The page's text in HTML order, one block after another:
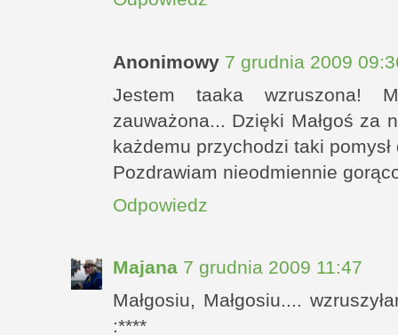
Anonimowy 7 grudnia 2009
Jestem taaka wzruszona!
zauważona... Dzięki Małgoś za
każdemu przychodzi taki pomysł
Pozdrawiam nieodmiennie
Odpowiedz
Majana 7 grudnia 2009 11:47
Małgosiu, Małgosiu....
:****